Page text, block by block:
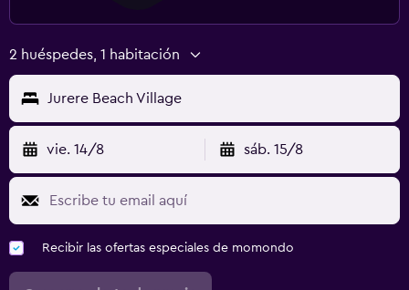
2 huéspedes, 1 habitación
Jurere Beach Village
vie. 14/8 sáb. 15/8
Recibir las ofertas especiales de momondo